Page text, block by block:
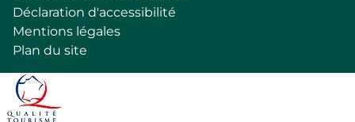
Pied
de
page
Déclaration d'accessibilité
Mentions légales
Plan du site